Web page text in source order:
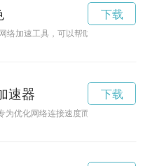
络加速工具，可以帮助用户提升网络
下载
速器
为优化网络连接速度而设计的工具，
下载